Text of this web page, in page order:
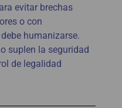
evitar brechas
o con
humanizarse.
suplen la seguridad
de legalidad